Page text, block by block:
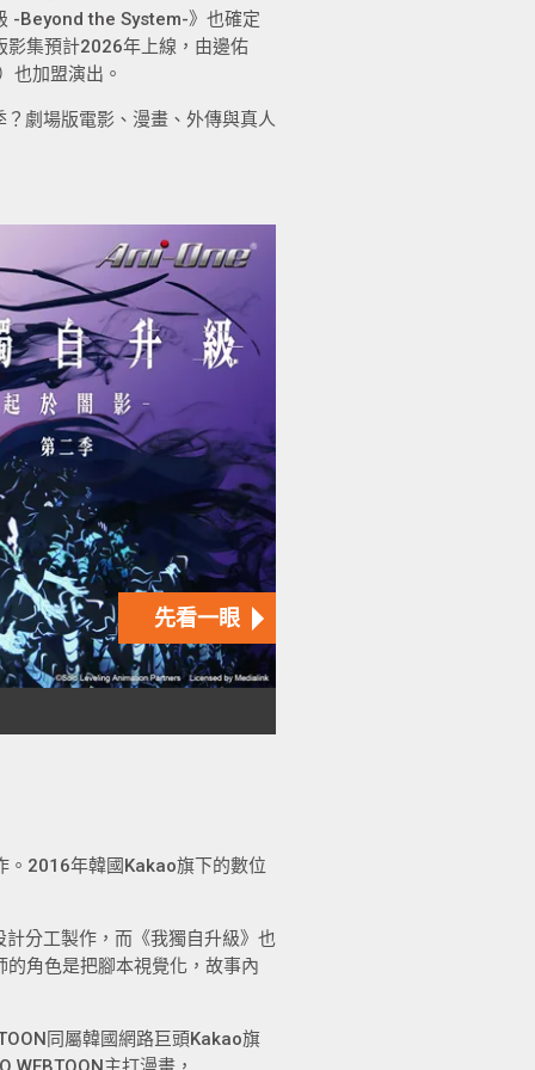
-Beyond the System-》也確定
集預計2026年上線，由邊佑
也加盟演出。
劇場版電影、漫畫、外傳與真人
。2016年韓國Kakao旗下的數位
分工製作，而《我獨自升級》也
角色是把腳本視覺化，故事內
同屬韓國網路巨頭Kakao旗